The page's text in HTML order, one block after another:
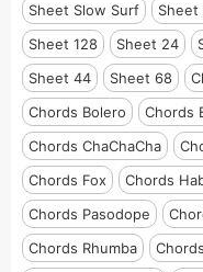
Sheet Slow Surf
Sheet
Sheet 128
Sheet 24
Sheet 44
Sheet 68
Chords Bolero
Chords
Chords ChaChaCha
Chords Fox
Chords
Chords Pasodope
Chords Rhumba